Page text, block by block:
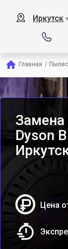
Иркутск
Главная /
Dyson
Цена